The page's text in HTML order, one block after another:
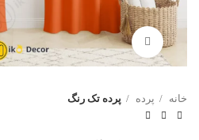
برای بزرگنمایی کلیک کنید
خانه پرده پرده تک رنگ